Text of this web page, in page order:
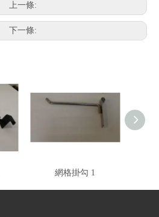
上一條:
下一條:
網格掛勾 1